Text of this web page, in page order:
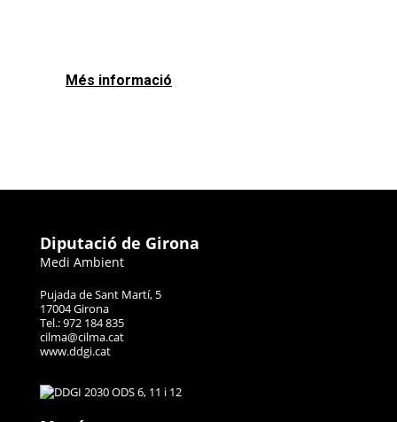
Més informació
Diputació de Girona
Medi Ambient
Pujada de Sant Martí, 5
17004 Girona
Tel.: 972 184 835
cilma@cilma.cat
www.ddgi.cat